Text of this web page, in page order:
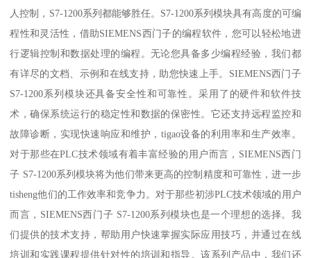
人控制，S7-1200系列都能够胜任。S7-1200系列模块具有高度的可编
程性和灵活性，借助SIEMENS西门子的编程软件，您可以轻松地进
行逻辑控制和数据处理的编程。无论您具备多少编程经验，我们都
有详尽的文档、示例和在线支持，助您快速上手。SIEMENS西门子
S7-1200系列模块还具备安全性和可靠性。采用了的硬件和软件技
术，确保系统运行的稳定性和数据的保密性。它还支持远程监控和
故障诊断，实现快速响应和维护，tigao设备的利用率和生产效率。
对于那些在PLC技术领域有着丰富经验的用户而言，SIEMENS西门
子 S7-1200系列模块将为他们带来更高的控制精度和可靠性，进一步
tisheng他们的工作效率和竞争力。对于那些初涉PLC技术领域的用户
而言，SIEMENS西门子 S7-1200系列模块也是一个理想的选择。我
们提供的技术支持，帮助用户快速掌握实际应用技巧，并通过在线
培训和实践课程提供针对性的培训和指导。该系列产品中，我们还